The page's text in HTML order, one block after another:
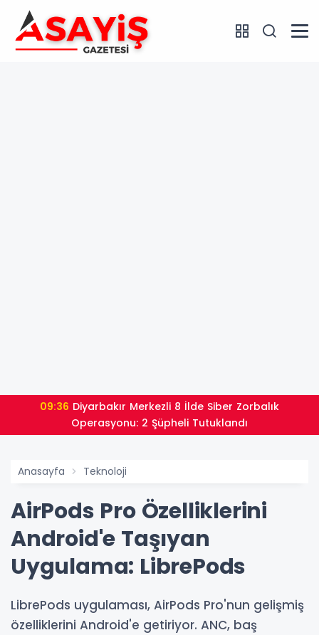
09:36
Operasyonu: 2 Şüpheli Tutuklandı
Anasayfa Teknoloji
AirPods Pro Özelliklerini
Android'e Taşıyan
Uygulama: LibrePods
LibrePods uygulaması, AirPods Pro'nun gelişmiş
özelliklerini Android'e getiriyor. ANC, baş